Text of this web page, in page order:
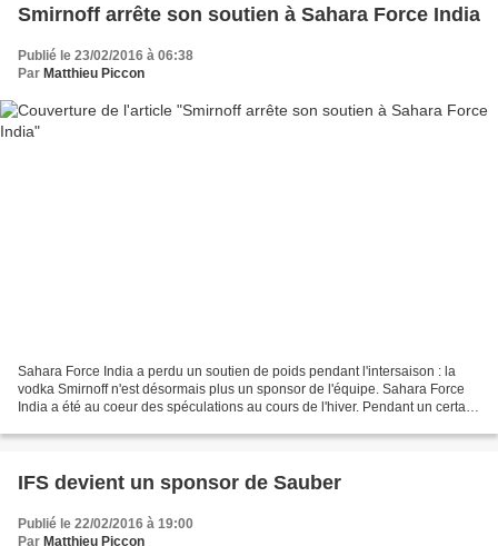
Smirnoff arrête son soutien à Sahara Force India
Publié le 23/02/2016 à 06:38
Par Matthieu Piccon
Sahara Force India a perdu un soutien de poids pendant l'intersaison : la
vodka Smirnoff n'est désormais plus un sponsor de l'équipe. Sahara Force
India a été au coeur des spéculations au cours de l'hiver. Pendant un certain
IFS devient un sponsor de Sauber
Publié le 22/02/2016 à 19:00
Par Matthieu Piccon